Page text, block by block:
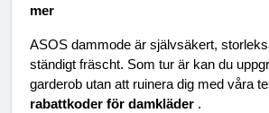
mer
ASOS dammode är självsäkert,
ständigt fräscht. Som tur är kan du
garderob utan att ruinera dig med våra
rabattkoder för damkläder .